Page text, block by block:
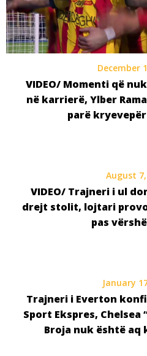
December
VIDEO/ Momenti që
në karrierë, Ylber
parë
August
VIDEO/ Trajneri i ul
drejt stolit, lojtari
pas
January
Trajneri i Everton
Sport Ekspres, Chelsea
Broja nuk është aq